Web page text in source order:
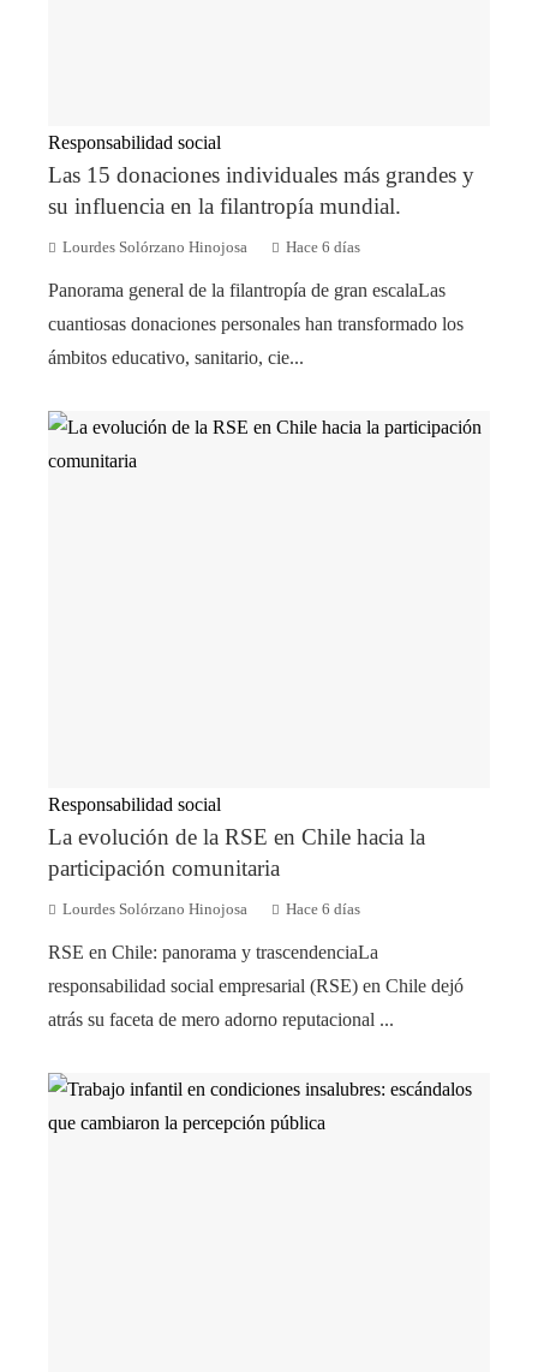
Responsabilidad social
Las 15 donaciones individuales más grandes y
su influencia en la filantropía mundial.
Lourdes Solórzano Hinojosa Hace 6 días
Panorama general de la filantropía de gran escalaLas
cuantiosas donaciones personales han transformado los
ámbitos educativo, sanitario, cie...
Responsabilidad social
La evolución de la RSE en Chile hacia la
participación comunitaria
Lourdes Solórzano Hinojosa Hace 6 días
RSE en Chile: panorama y trascendenciaLa
responsabilidad social empresarial (RSE) en Chile dejó
atrás su faceta de mero adorno reputacional ...